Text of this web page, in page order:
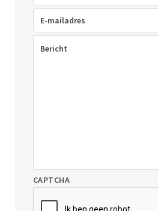
mailadres(Vereist)
CAPTCHA